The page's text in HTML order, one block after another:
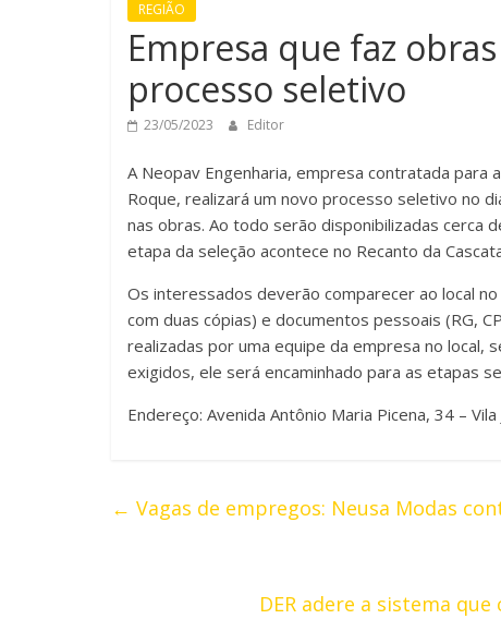
REGIÃO
Empresa que faz
processo seletivo
23/05/2023 Editor
A Neopav Engenharia, empresa contratada para
Roque, realizará um novo processo seletivo no
nas obras. Ao todo serão disponibilizadas cerca
etapa da seleção acontece no Recanto da
Os interessados deverão comparecer ao local
com duas cópias) e documentos pessoais (RG,
realizadas por uma equipe da empresa no local,
exigidos, ele será encaminhado para as etapas
Endereço: Avenida Antônio Maria Picena, 34 – Vila
← Vagas de empregos: Neusa Modas
DER adere a sistema